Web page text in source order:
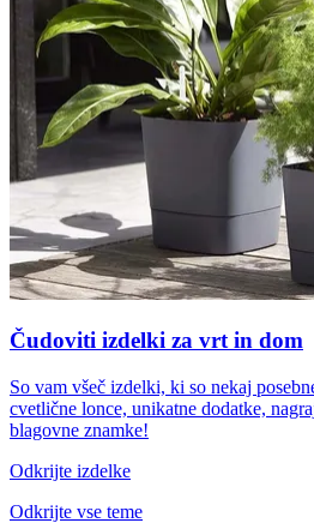
Čudoviti izdelki za vrt in dom
So vam všeč izdelki, ki so nekaj
cvetlične lonce, unikatne dodatke,
blagovne znamke!
Odkrijte izdelke
Odkrijte vse teme